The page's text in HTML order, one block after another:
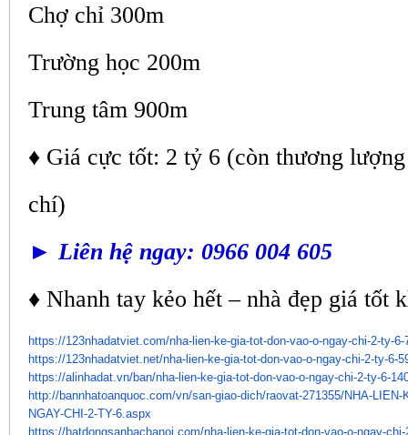
Chợ chỉ 300m
Trường học 200m
Trung tâm 900m
♦ Giá cực tốt: 2 tỷ 6 (còn thương
chí)
► Liên hệ ngay: 0966 004 605
♦ Nhanh tay kẻo hết – nhà đẹp giá tốt
https://123nhadatviet.com/nha-lien-ke-gia-tot-don-vao-o-ngay-chi-2-ty-
https://123nhadatviet.net/nha-lien-ke-gia-tot-don-vao-o-ngay-chi-2-ty-6-
https://alinhadat.vn/ban/nha-lien-ke-gia-tot-don-vao-o-ngay-chi-2-ty-6-
http://bannhatoanquoc.com/vn/san-giao-dich/raovat-271355/NHA-LIEN-
NGAY-CHI-2-TY-6.aspx
https://batdongsanbachanoi. com/nha-lien-ke-gia-tot-don-vao-o-ngay-